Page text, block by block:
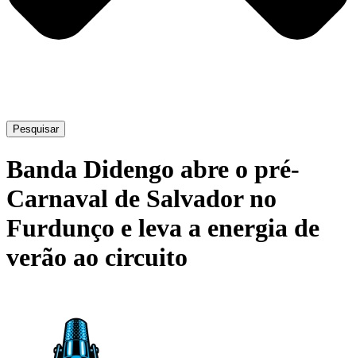
Pesquisar
Banda Didengo abre o pré-
Carnaval de Salvador no
Furdunço e leva a energia de
verão ao circuito